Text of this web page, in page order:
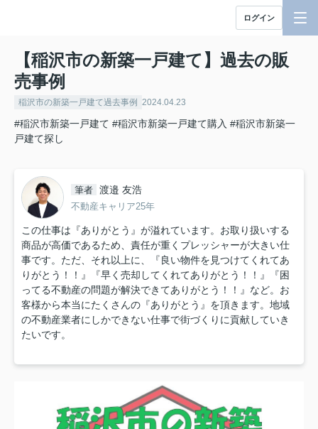
ログイン
【稲沢市の新築一戸建て】過去の販
売事例
稲沢市の新築一戸建て過去事例 2024.04.23
#稲沢市新築一戸建て #稲沢市新築一戸建て購入 #稲沢市新築一
戸建て探し
筆者 渡邉 友浩
不動産キャリア25年
この仕事は『ありがとう』が溢れています。お取り扱いする
商品が高価であるため、責任が重くプレッシャーが大きい仕
事です。ただ、それ以上に、『良い物件を見つけてくれてあ
りがとう！！』『早く売却してくれてありがとう！！』『困
ってる不動産の問題が解決できてありがとう！！』など。お
客様から本当にたくさんの『ありがとう』を頂きます。地域
の不動産業者にしかできない仕事で街づくりに貢献していき
たいです。